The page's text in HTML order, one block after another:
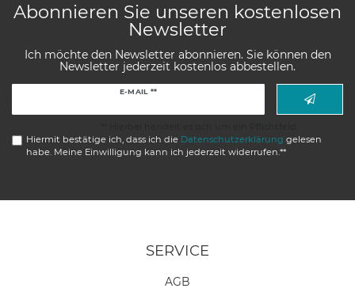
Abonnieren Sie unseren kostenlosen
Newsletter
Ich möchte den Newsletter abonnieren. Sie können den
Newsletter jederzeit kostenlos abbestellen.
E-MAIL **
Hiermit bestätige ich, dass ich die Daten­schutz­erklärung gelesen
habe. Meine Einwilligung kann ich jederzeit widerrufen.**
SERVICE
AGB